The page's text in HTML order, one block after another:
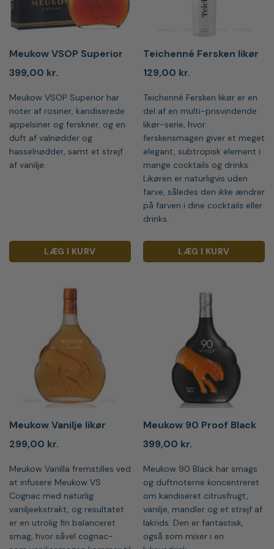
Meukow VSOP Superior
399,00 kr.
Meukow VSOP Superior har
noter af rosiner, kandiserede
appelsiner og ferskner, og en
duft af valnødder og
hasselnødder, samt et strejf
af vanilje.
LÆG I KURV
Teichenné Fersken likør
129,00 kr.
Teichenné Fersken likør er en
del af en multi-prisvindende
likør-serie, hvor
ferskensmagen giver et meget
elegant, subtropisk element i
mange cocktails og drinks.
Likøren er naturligvis uden
farve, således den ikke ændrer
på farven i dine cocktails eller
drinks.
LÆG I KURV
Meukow Vanilje likør
299,00 kr.
Meukow Vanilla fremstilles ved
at infusere Meukow VS
Cognac med naturlig
vaniljeekstrakt, og resultatet
er en utrolig fin balanceret
smag, hvor såvel cognac-
Meukow 90 Proof Black
399,00 kr.
Meukow 90 Black har smags
og duftnoterne koncentreret
om kandiseret citrusfrugt,
vanilje, mandler og et strejf af
lakrids. Den er fantastisk,
også som mixer i en